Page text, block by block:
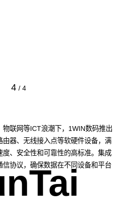
4 / 4
联网等ICT浪潮下，1WIN数码推出
器、无线接入点等软硬件设备，满
度、安全性和可靠性的高标准。集成
协议，确保数据在不同设备和平台